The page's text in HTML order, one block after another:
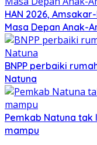
HAN 2026,
Masa Depan Anak-
BNPP perbaiki
Natuna
Pemkab Natuna
mampu